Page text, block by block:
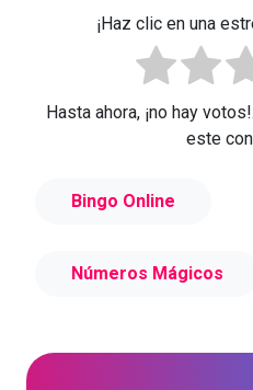
¡Haz clic en una
Hasta ahora, ¡no hay
este
Bingo Online
Números Mágicos